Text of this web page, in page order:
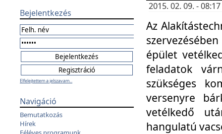
Bejelentkezés
Elfelejtettem a jelszavam...
Navigáció
Bemutatkozás
Hírek
2015. 02. 09. -
Az
épület
feladatok
szükséges
versenyre
vetélkedő
hangulatú